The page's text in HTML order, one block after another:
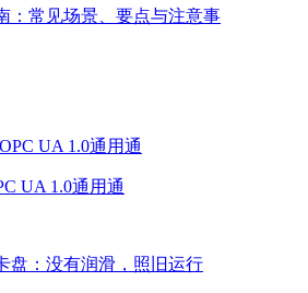
：常见场景、要点与注意事
UA 1.0通用通